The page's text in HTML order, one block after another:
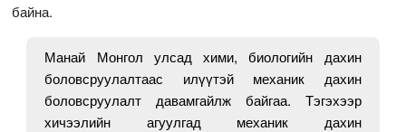
байна.
Манай Монгол улсад хими, биологийн дахин
боловсруулалтаас илүүтэй механик дахин
боловсруулалт давамгайлж байгаа. Тэгэхээр
хичээлийн агуулгад механик дахин